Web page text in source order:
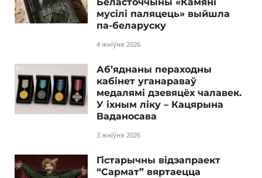
мусілі паляцець» выйшла
па-беларуску
4 жніўня 2026
Аб’яднаны пераходны
кабінет уганараваў
медалямі дзевяцёх чалавек.
У іхным ліку – Кацярына
Ваданосава
3 жніўня 2026
Гістарычны відэапраект
“Сармат” вяртаецца